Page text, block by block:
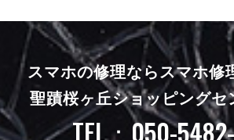
スマホの修理ならスマホ修
聖蹟桜ヶ丘ショッピングセ
TEL：050-